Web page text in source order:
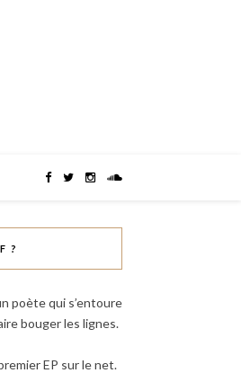
?
poète qui s’entoure
bouger les lignes.
EP sur le net.